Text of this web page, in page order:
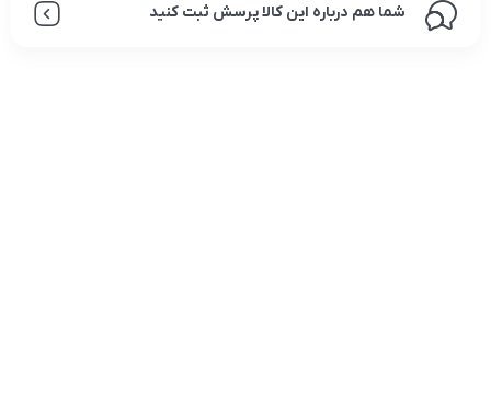
شما هم درباره این کالا پرسش ثبت کنید